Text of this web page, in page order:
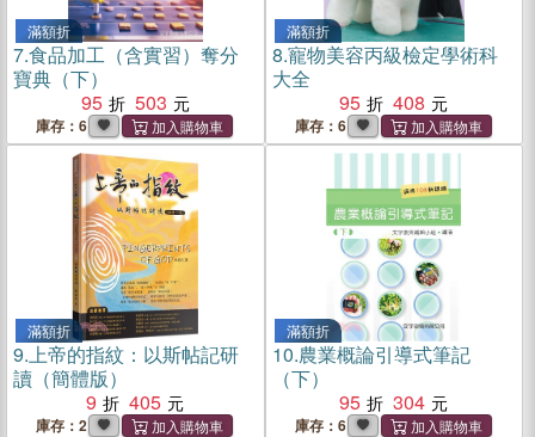
滿額折
7.食品加工（含實習）奪分
寶典（下）
95
503
庫存：6
滿額折
8.寵物美容丙級檢定學術科
大全
95
408
庫存：6
滿額折
9.上帝的指紋：以斯帖記研
讀（簡體版）
9
405
庫存：2
滿額折
10.農業概論引導式筆記
（下）
95
304
庫存：6